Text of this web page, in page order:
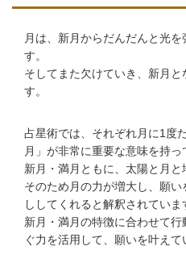
月は、新月からだんだんと光
す。
そしてまた欠けていき、新月
す。
占星術では、それぞれ月に1度
月」が非常に重要な意味を持っ
新月・満月ともに、太陽と月と
そのため月の力が増大し、願
ししてくれると解釈されていま
新月・満月の特徴に合わせて
ぐ力を活用して、願いを叶えて